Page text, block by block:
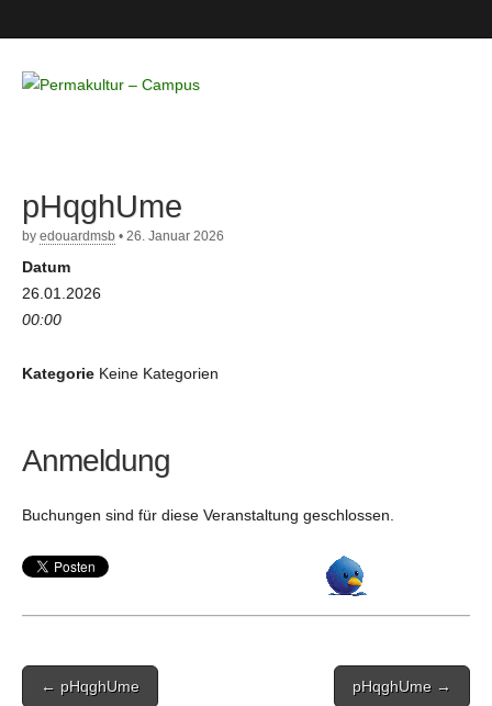
– Campus
pHqghUme
by edouardmsb • 26. Januar 2026
Datum
26.01.2026
00:00
Kategorie Keine Kategorien
Anmeldung
Buchungen sind für diese Veranstaltung geschlossen.
Post
navigation
← pHqghUme pHqghUme →